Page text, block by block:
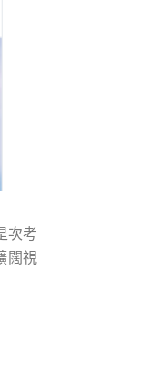
次考
闊視